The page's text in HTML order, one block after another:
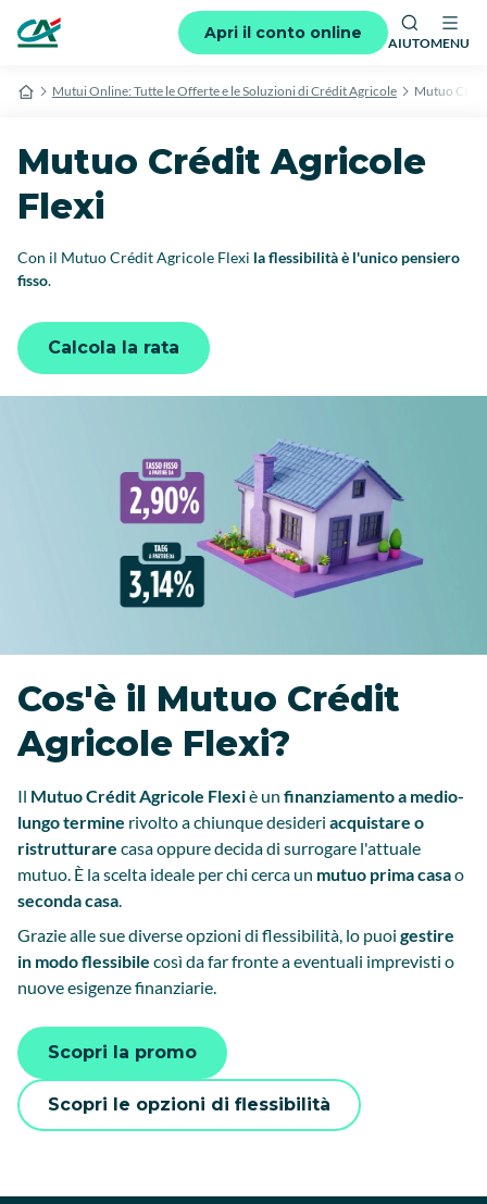
Apri il conto online
AIUTOMENU
Mutui Online: Tutte le Offerte e le Soluzioni di Crédit Agricole Mutuo
Mutuo Crédit Agricole
Flexi
Con il Mutuo Crédit Agricole Flexi la flessibilità è l'unico pensiero
fisso.
Calcola la rata
Cos'è il Mutuo Crédit
Agricole Flexi?
Il Mutuo Crédit Agricole Flexiè un finanziamento a medio-
lungo termine rivolto a chiunque desideri acquistare o
ristrutturare casa oppure decida di surrogare l'attuale
mutuo. È la scelta ideale per chi cerca un mutuo prima casao
seconda casa.
Grazie alle sue diverse opzioni di flessibilità, lo puoi gestire
in modo flessibile così da far fronte a eventuali imprevisti o
nuove esigenze finanziarie.
Scopri la promo
Scopri le opzioni di flessibilità